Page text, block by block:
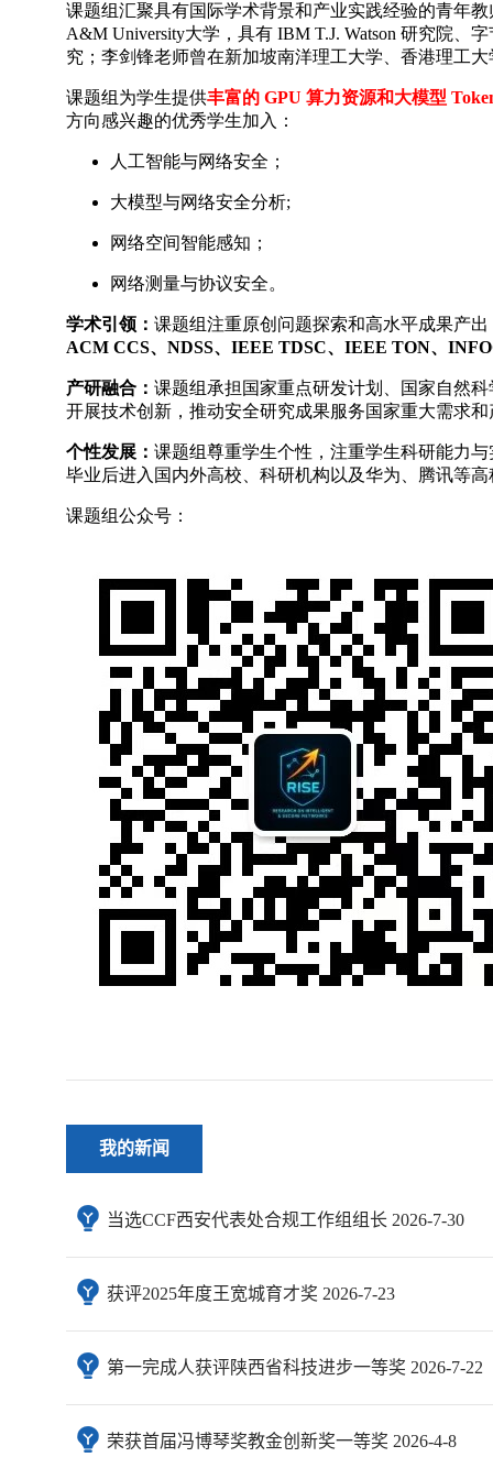
我的新闻
当选CCF西安代表处合规工作组组长 2026-7-30
获评2025年度王宽城育才奖 2026-7-23
第一完成人获评陕西省科技进步一等奖 2026-7-22
荣获首届冯博琴奖教金创新奖一等奖 2026-4-8